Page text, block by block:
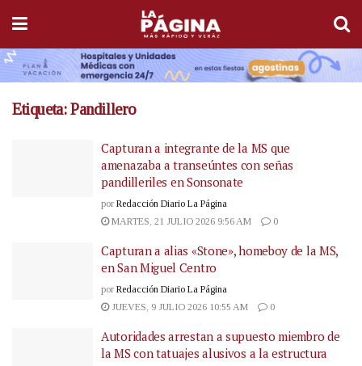
Etiqueta:Pandillero
Capturan a integrante de la MS que
amenazaba a transeúntes con señas
pandilleriles en Sonsonate
por Redacción Diario La Página
MARTES, 21 JULIO 2026 9:56 AM
0
Capturan a alias «Stone», homeboy de la MS,
en San Miguel Centro
por Redacción Diario La Página
JUEVES, 9 JULIO 2026 10:55 AM
0
Autoridades arrestan a supuesto miembro de
la MS con tatuajes alusivos a la estructura